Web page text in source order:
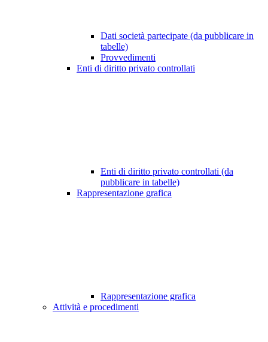
Dati società partecipate (da pubblicare in
tabelle)
Provvedimenti
Enti di diritto privato controllati
Enti di diritto privato controllati (da
pubblicare in tabelle)
Rappresentazione grafica
Rappresentazione grafica
Attività e procedimenti